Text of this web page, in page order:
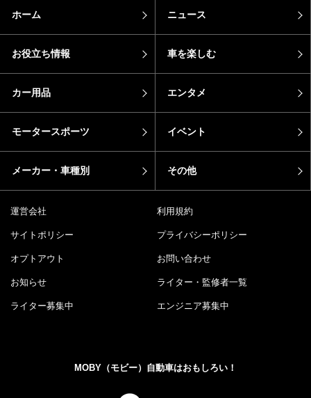
ホーム ニュース
お役立ち情報 車を楽しむ
カー用品 エンタメ
モータースポーツ イベント
メーカー・車種別 その他
運営会社 利用規約
サイトポリシー プライバシーポリシー
オプトアウト お問い合わせ
お知らせ ライター・監修者一覧
ライター募集中 エンジニア募集中
MOBY（モビー）自動車はおもしろい！